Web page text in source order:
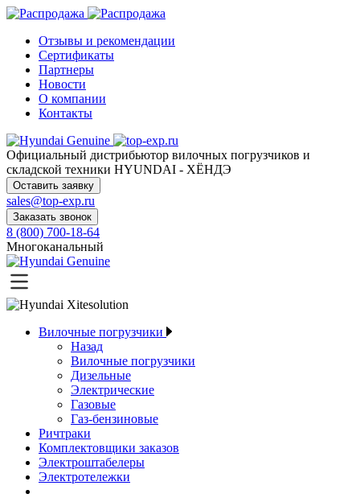
Отзывы и рекомендации
Сертификаты
Партнеры
Новости
О компании
Контакты
Официальный дистрибьютор вилочных погрузчиков и
складской техники HYUNDAI - ХЁНДЭ
Оставить заявку
sales@top-exp.ru
Заказать звонок
8 (800) 700-18-64
Многоканальный
Вилочные погрузчики
Назад
Вилочные погрузчики
Дизельные
Электрические
Газовые
Газ-бензиновые
Ричтраки
Комплектовщики заказов
Электроштабелеры
Электротележки